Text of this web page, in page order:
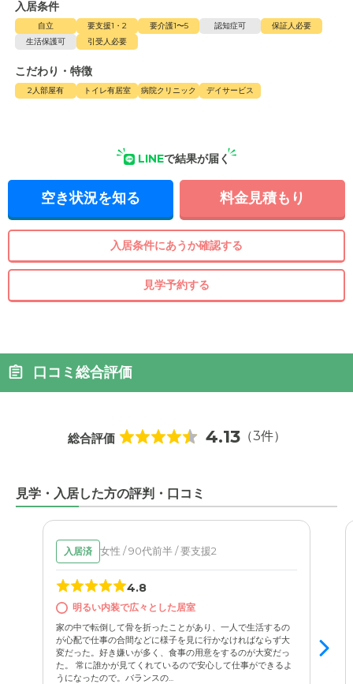
入居条件
自立 要支援1・2 要介護1〜5 認知症可
保証人必要
生活保護可
引受人必要
こだわり・特徴
2人部屋有 トイレ有居室 病院クリニック デイサービス
LINEで結果が届く
空き状況を知る 料金見積もり
入居条件にあうか確認する
見学予約する
口コミ総合評価
総合評価 4.13（3件）
見学・入居した方の評判・口コミ
入居済 女性 / 90代前半 / 要支援2
4.8
明るい内装で広々とした居室
家の中で転倒して骨を折ったことがあり、一人で生活するの
が心配で仕事の合間などに様子を見に行かなければならず大
変だった。好き嫌いが多く、食事の用意をするのが大変だっ
た。 常に誰かが見てくれているので安心して仕事ができるよ
うになったので。バランスの...